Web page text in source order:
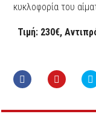
κυκλοφορία του
Τιμή: 230€,